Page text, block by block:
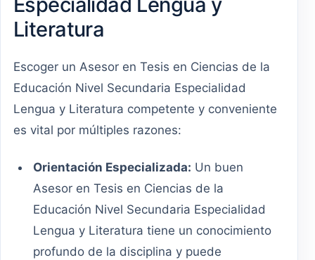
Literatura
Escoger un Asesor en Tesis en Ciencias de la
Educación Nivel Secundaria Especialidad
Lengua y Literatura competente y conveniente
es vital por múltiples razones:
Orientación Especializada: Un buen
Asesor en Tesis en Ciencias de la
Educación Nivel Secundaria Especialidad
Lengua y Literatura tiene un conocimiento
profundo de la disciplina y puede